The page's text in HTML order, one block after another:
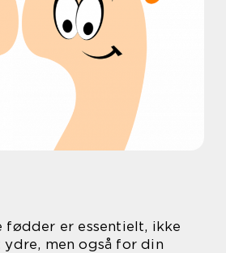
er essentielt, ikke
men også for din